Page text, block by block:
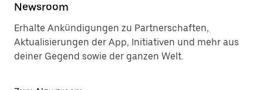
Newsroom
Erhalte Ankündigungen zu Partnerschaften,
Aktualisierungen der App, Initiativen und mehr aus
deiner Gegend sowie der ganzen Welt.